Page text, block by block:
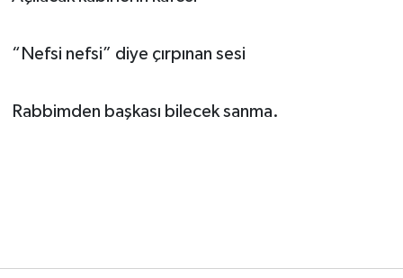
“Nefsi nefsi” diye çırpınan sesi
Rabbimden başkası bilecek sanma.